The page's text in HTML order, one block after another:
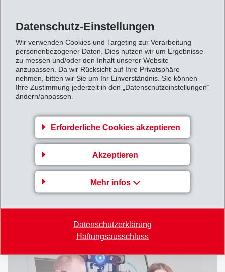
Datenschutz-Einstellungen
Wir verwenden Cookies und Targeting zur Verarbeitung
personenbezogener Daten. Dies nutzen wir um Ergebnisse
zu messen und/oder den Inhalt unserer Website
anzupassen. Da wir Rücksicht auf Ihre Privatsphäre
nehmen, bitten wir Sie um Ihr Einverständnis. Sie können
Ihre Zustimmung jederzeit in den „Datenschutzeinstellungen“
ändern/anpassen.
Erforderliche Cookies akzeptieren
Akzeptieren
Mehr infos
Datenschutzerklärung
Haftungsausschluss
Technischer Kundenservice
In den Hauptmärkten ist EMS-GRIVORY mit dem lokalen
Technischen Kundenservice vor Ort vertreten. Dies
ermöglicht einen sehr kurzfristigen Kundenkontakt und
damit eine rasche Lösung der Kundenprobleme.
Verarbeitungsspezialisten begleiten die Bauteilproduktion
von der Erstbemusterung bis hinein in die laufende
Serienproduktion.